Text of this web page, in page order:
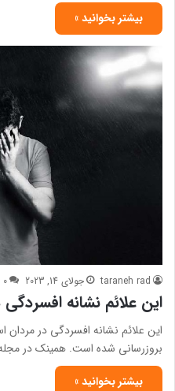
بیشتر بخوانید »
taraneh rad جولای 14, 2023 0
این علائم نشانه
بروزرسانی شده است. همینک در
بیشتر بخوانید »